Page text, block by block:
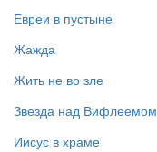
Евреи в пустыне
Жажда
Жить не во зле
Звезда над Вифлеемом
Иисус в храме